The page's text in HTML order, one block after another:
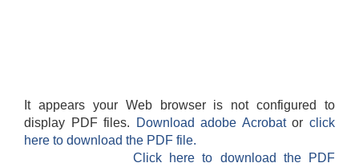
It appears your Web browser is not configured to
display PDF files.
Download adobe Acrobatorclick
here to download the PDF file.
Click here to download the PDF